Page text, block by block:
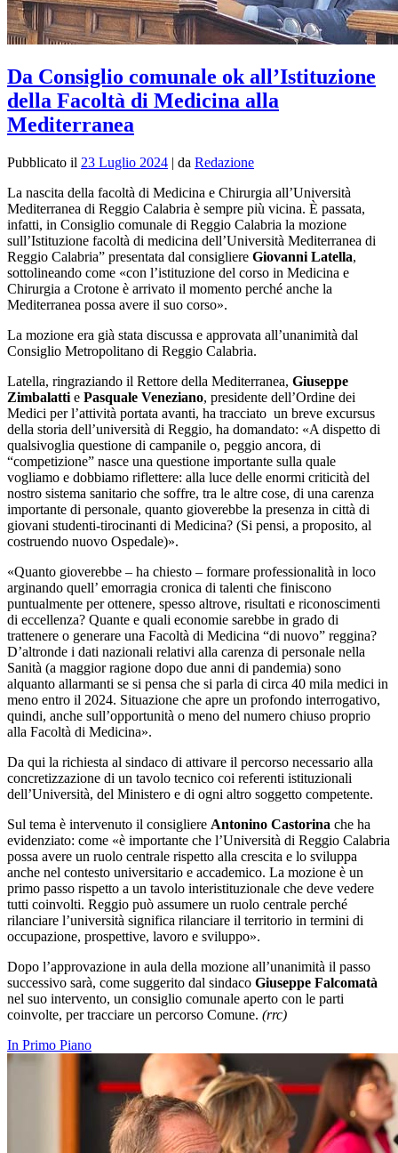
Da Consiglio comunale ok all’Istituzione
della Facoltà di Medicina alla
Mediterranea
Pubblicato il 23 Luglio 2024 | da Redazione
La nascita della facoltà di Medicina e Chirurgia all’Università
Mediterranea di Reggio Calabria è sempre più vicina. È passata,
infatti, in Consiglio comunale di Reggio Calabria la mozione
sull’Istituzione facoltà di medicina dell’Università Mediterranea di
Reggio Calabria” presentata dal consigliere Giovanni Latella,
sottolineando come «con l’istituzione del corso in Medicina e
Chirurgia a Crotone è arrivato il momento perché anche la
Mediterranea possa avere il suo corso».
La mozione era già stata discussa e approvata all’unanimità dal
Consiglio Metropolitano di Reggio Calabria.
Latella, ringraziando il Rettore della Mediterranea, Giuseppe
Zimbalatti e Pasquale Veneziano, presidente dell’Ordine dei
Medici per l’attività portata avanti, ha tracciato un breve excursus
della storia dell’università di Reggio, ha domandato: «A dispetto di
qualsivoglia questione di campanile o, peggio ancora, di
“competizione” nasce una questione importante sulla quale
vogliamo e dobbiamo riflettere: alla luce delle enormi criticità del
nostro sistema sanitario che soffre, tra le altre cose, di una carenza
importante di personale, quanto gioverebbe la presenza in città di
giovani studenti-tirocinanti di Medicina? (Si pensi, a proposito, al
costruendo nuovo Ospedale)».
«Quanto gioverebbe – ha chiesto – formare professionalità in loco
arginando quell’ emorragia cronica di talenti che finiscono
puntualmente per ottenere, spesso altrove, risultati e riconoscimenti
di eccellenza? Quante e quali economie sarebbe in grado di
trattenere o generare una Facoltà di Medicina “di nuovo” reggina?
D’altronde i dati nazionali relativi alla carenza di personale nella
Sanità (a maggior ragione dopo due anni di pandemia) sono
alquanto allarmanti se si pensa che si parla di circa 40 mila medici in
meno entro il 2024. Situazione che apre un profondo interrogativo,
quindi, anche sull’opportunità o meno del numero chiuso proprio
alla Facoltà di Medicina».
Da qui la richiesta al sindaco di attivare il percorso necessario alla
concretizzazione di un tavolo tecnico coi referenti istituzionali
dell’Università, del Ministero e di ogni altro soggetto competente.
Sul tema è intervenuto il consigliere Antonino Castorina che ha
evidenziato: come «è importante che l’Università di Reggio Calabria
possa avere un ruolo centrale rispetto alla crescita e lo sviluppa
anche nel contesto universitario e accademico. La mozione è un
primo passo rispetto a un tavolo interistituzionale che deve vedere
tutti coinvolti. Reggio può assumere un ruolo centrale perché
rilanciare l’università significa rilanciare il territorio in termini di
occupazione, prospettive, lavoro e sviluppo».
Dopo l’approvazione in aula della mozione all’unanimità il passo
successivo sarà, come suggerito dal sindaco Giuseppe Falcomatà
nel suo intervento, un consiglio comunale aperto con le parti
coinvolte, per tracciare un percorso Comune. (rrc)
In Primo Piano